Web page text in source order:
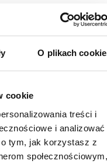
O plikach
cookie
treści i
i analizować
tym, jak korzystasz z
społecznościowym,